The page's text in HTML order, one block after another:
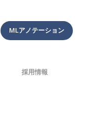
MLアノテーション
採用情報